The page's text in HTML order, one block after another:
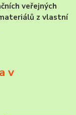
veřejných
z vlastní
v